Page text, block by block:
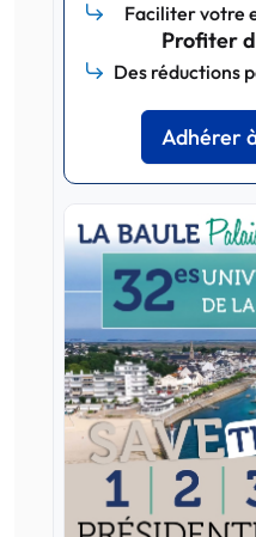
Faciliter votre
Profiter
Des réductions
Adhérer